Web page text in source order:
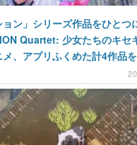
ョン」シリーズ作品をひとつ
Quartet: 少女たちのキセ
、アプリふくめた計4作品